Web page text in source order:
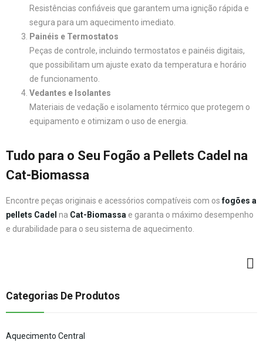
Resistências confiáveis que garantem uma ignição rápida e
segura para um aquecimento imediato.
Painéis e Termostatos
Peças de controle, incluindo termostatos e painéis digitais,
que possibilitam um ajuste exato da temperatura e horário
de funcionamento.
Vedantes e Isolantes
Materiais de vedação e isolamento térmico que protegem o
equipamento e otimizam o uso de energia.
Tudo para o Seu Fogão a Pellets Cadel na
Cat-Biomassa
Encontre peças originais e acessórios compatíveis com osfogões a
pellets Cadel na Cat-Biomassa e garanta o máximo desempenho
e durabilidade para o seu sistema de aquecimento.
Categorias De Produtos
Aquecimento Central